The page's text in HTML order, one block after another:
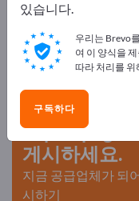
요!
수요 – 공급 – 중고
하세요
Exportpages
게시하세요.
지금 공급업체가 되
시하기
있습니다.
우리는 Brevo
여 이 양식을
따라 처리를
구독하다